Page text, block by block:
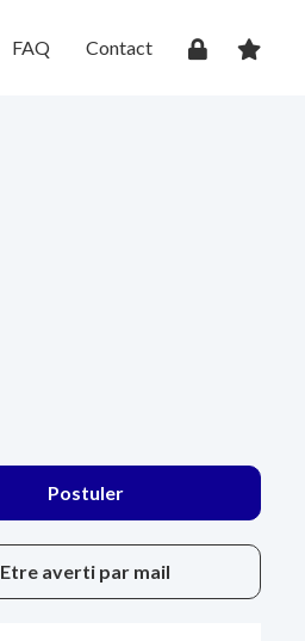
FAQ Contact
Etre averti par mail